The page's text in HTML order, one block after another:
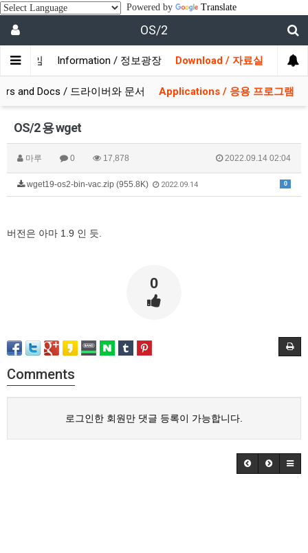
Powered by Translate
OS/2
자모임 Information / 정보광장 Download / 자료실
and Docs / 드라이버와 문서 Applications / 응용 프로그램
OS/2 용 wget
마루 0 17,878 2022.09.14 02:04
0
wget19-os2-bin-vac.zip (955.8K) 2022.09.14
버전은 아마 1.9 인 듯.
0
Comments
로그인한 회원만 댓글 등록이 가능합니다.